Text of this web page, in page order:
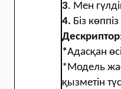
3. Мен
4. Біз
*Адасқан
*Модель
қызметін